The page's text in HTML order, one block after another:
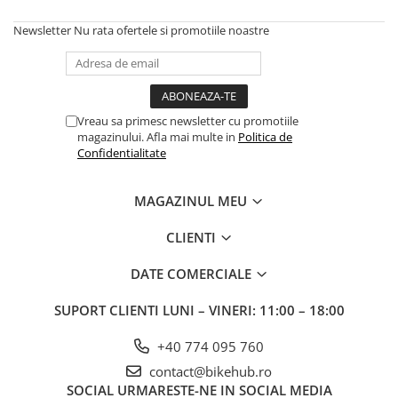
Furci si accesorii
Ghidoane & accesorii
Manete Schimbatoare & Frane
Portbagaje si cosuri
Roti ajutatoare
Scaune copii
Suporturi & Standuri
Veste
Newsletter Nu rata ofertele si promotiile noastre
Vreau sa primesc newsletter cu promotiile
magazinului. Afla mai multe in Politica de
Confidentialitate
MAGAZINUL MEU
CLIENTI
DATE COMERCIALE
SUPORT CLIENTI LUNI – VINERI: 11:00 – 18:00
+40 774 095 760
contact@bikehub.ro
SOCIAL URMARESTE-NE IN SOCIAL MEDIA